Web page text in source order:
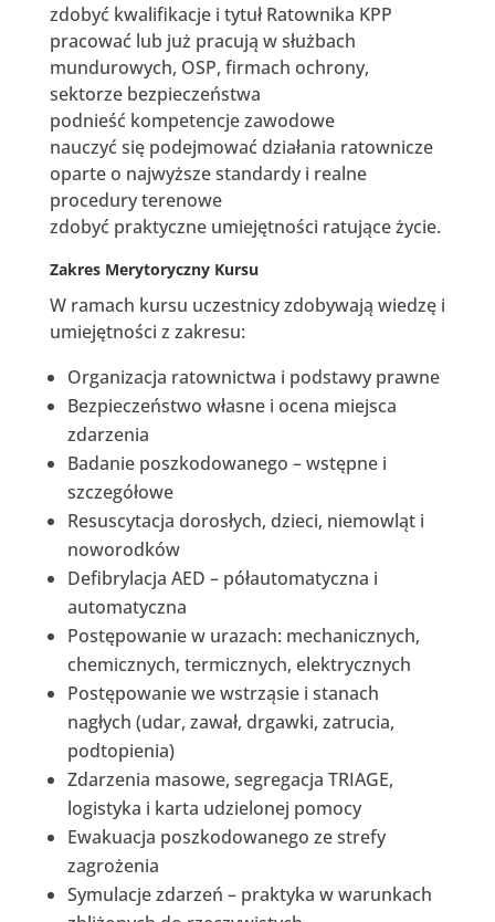
zdobyć kwalifikacje i tytuł Ratownika KPP
pracować lub już pracują w służbach
mundurowych, OSP, firmach ochrony,
sektorze bezpieczeństwa
podnieść kompetencje zawodowe
nauczyć się podejmować działania ratownicze
oparte o najwyższe standardy i realne
procedury terenowe
zdobyć praktyczne umiejętności ratujące życie.
Zakres Merytoryczny Kursu
W ramach kursu uczestnicy zdobywają wiedzę i
umiejętności z zakresu:
Organizacja ratownictwa i podstawy prawne
Bezpieczeństwo własne i ocena miejsca
zdarzenia
Badanie poszkodowanego – wstępne i
szczegółowe
Resuscytacja dorosłych, dzieci, niemowląt i
noworodków
Defibrylacja AED – półautomatyczna i
automatyczna
Postępowanie w urazach: mechanicznych,
chemicznych, termicznych, elektrycznych
Postępowanie we wstrząsie i stanach
nagłych (udar, zawał, drgawki, zatrucia,
podtopienia)
Zdarzenia masowe, segregacja TRIAGE,
logistyka i karta udzielonej pomocy
Ewakuacja poszkodowanego ze strefy
zagrożenia
Symulacje zdarzeń – praktyka w warunkach